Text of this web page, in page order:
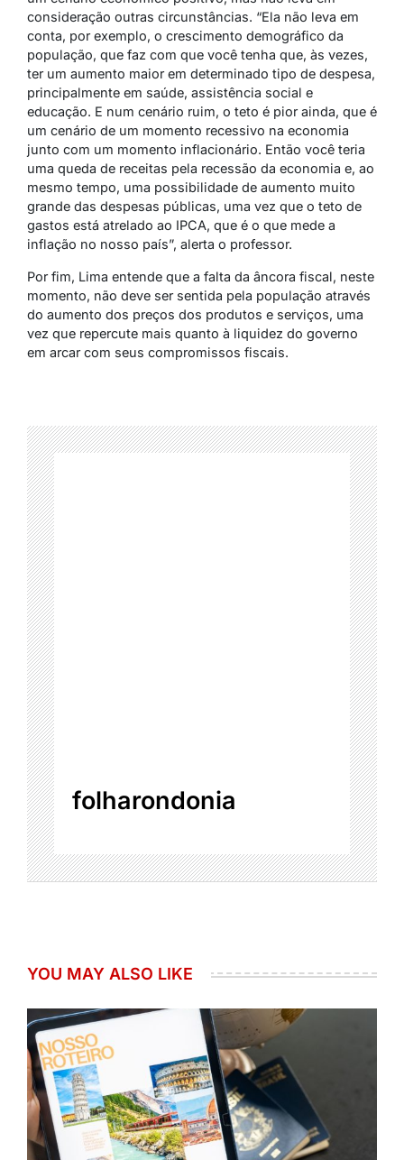
consideração outras circunstâncias. “Ela não leva em
conta, por exemplo, o crescimento demográfico da
população, que faz com que você tenha que, às vezes,
ter um aumento maior em determinado tipo de despesa,
principalmente em saúde, assistência social e
educação. E num cenário ruim, o teto é pior ainda, que é
um cenário de um momento recessivo na economia
junto com um momento inflacionário. Então você teria
uma queda de receitas pela recessão da economia e, ao
mesmo tempo, uma possibilidade de aumento muito
grande das despesas públicas, uma vez que o teto de
gastos está atrelado ao IPCA, que é o que mede a
inflação no nosso país”, alerta o professor.
Por fim, Lima entende que a falta da âncora fiscal, neste
momento, não deve ser sentida pela população através
do aumento dos preços dos produtos e serviços, uma
vez que repercute mais quanto à liquidez do governo
em arcar com seus compromissos fiscais.
folharondonia
YOU MAY ALSO LIKE